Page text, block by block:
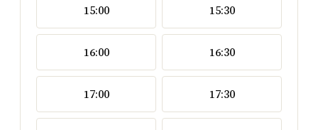
15:00 15:30
16:00 16:30
17:00 17:30